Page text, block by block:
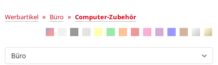
Computer-Zubehör
Werbartikel » Büro » Computer-Zubehör